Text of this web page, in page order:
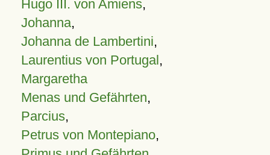
Hugo III. von Amiens,
Johanna,
Johanna de Lambertini,
Laurentius von Portugal,
Margaretha
Menas und Gefährten,
Parcius,
Petrus von Montepiano,